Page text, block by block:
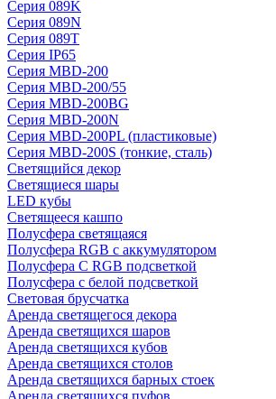
Серия 089K
Серия 089N
Серия 089T
Серия IP65
Серия MBD-200
Серия MBD-200/55
Серия MBD-200BG
Серия MBD-200N
Серия MBD-200PL (пластиковые)
Серия MBD-200S (тонкие, сталь)
Светящийся декор
Светящиеся шары
LED кубы
Светящееся кашпо
Полусфера светящаяся
Полусфера RGB с аккумулятором
Полусфера С RGB подсветкой
Полусфера с белой подсветкой
Световая брусчатка
Аренда светящегося декора
Аренда светящихся шаров
Аренда светящихся кубов
Аренда светящихся столов
Аренда светящихся барных стоек
Аренда светящихся пуфов